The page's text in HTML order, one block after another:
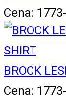
Cena:
BROCK
Cena: